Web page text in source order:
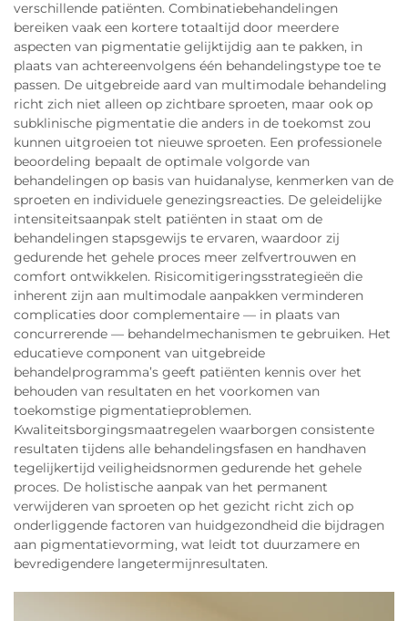
verschillende patiënten. Combinatiebehandelingen
bereiken vaak een kortere totaaltijd door meerdere
aspecten van pigmentatie gelijktijdig aan te pakken, in
plaats van achtereenvolgens één behandelingstype toe te
passen. De uitgebreide aard van multimodale behandeling
richt zich niet alleen op zichtbare sproeten, maar ook op
subklinische pigmentatie die anders in de toekomst zou
kunnen uitgroeien tot nieuwe sproeten. Een professionele
beoordeling bepaalt de optimale volgorde van
behandelingen op basis van huidanalyse, kenmerken van de
sproeten en individuele genezingsreacties. De geleidelijke
intensiteitsaanpak stelt patiënten in staat om de
behandelingen stapsgewijs te ervaren, waardoor zij
gedurende het gehele proces meer zelfvertrouwen en
comfort ontwikkelen. Risicomitigeringsstrategieën die
inherent zijn aan multimodale aanpakken verminderen
complicaties door complementaire — in plaats van
concurrerende — behandelmechanismen te gebruiken. Het
educatieve component van uitgebreide
behandelprogramma’s geeft patiënten kennis over het
behouden van resultaten en het voorkomen van
toekomstige pigmentatieproblemen.
Kwaliteitsborgingsmaatregelen waarborgen consistente
resultaten tijdens alle behandelingsfasen en handhaven
tegelijkertijd veiligheidsnormen gedurende het gehele
proces. De holistische aanpak van het permanent
verwijderen van sproeten op het gezicht richt zich op
onderliggende factoren van huidgezondheid die bijdragen
aan pigmentatievorming, wat leidt tot duurzamere en
bevredigendere langetermijnresultaten.